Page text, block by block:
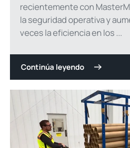
recientemente con
la seguridad operativa y
veces la eficiencia en los ...
Continúa leyendo